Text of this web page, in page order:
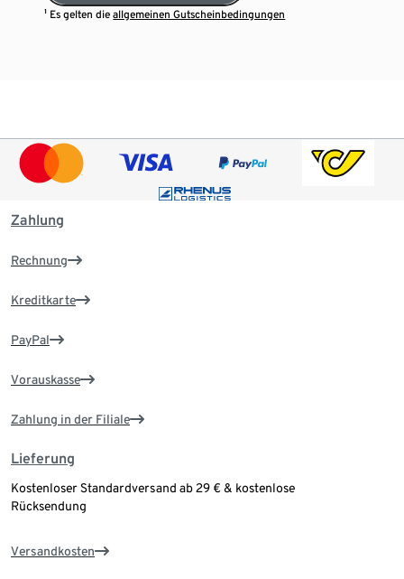
¹ Es gelten dieallgemeinen Gutscheinbedingungen
Zahlung
Rechnung
Kreditkarte
PayPal
Vorauskasse
Zahlung in der Filiale
Lieferung
Kostenloser Standardversand ab 29 € & kostenlose
Rücksendung
Versandkosten